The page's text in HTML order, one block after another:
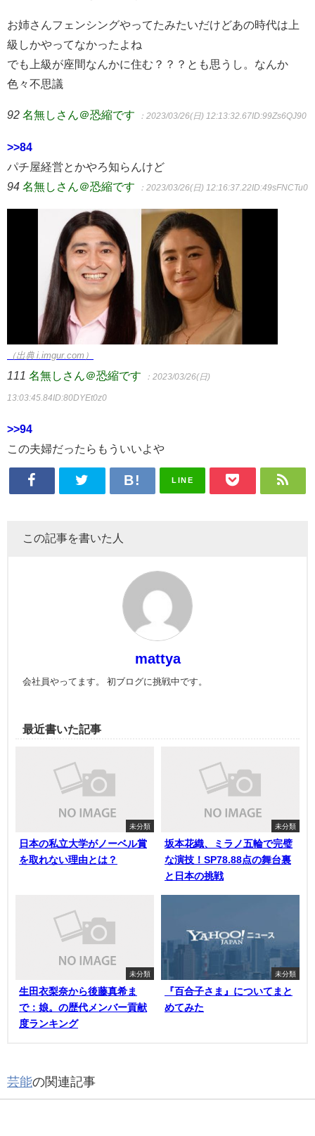
お姉さんフェンシングやってたみたいだけどあの時代は上
級しかやってなかったよね
でも上級が座間なんかに住む？？？とも思うし。なんか
色々不思議
92 名無しさん＠恐縮です ：2023/03/26(日) 12:13:32.67ID:99Zs6QJ90
>>84
パチ屋経営とかやろ知らんけど
94 名無しさん＠恐縮です ：2023/03/26(日) 12:16:37.22ID:49sFNCTu0
（出典 i.imgur.com）
111 名無しさん＠恐縮です ：2023/03/26(日)
13:03:45.84ID:80DYEt0z0
>>94
この夫婦だったらもういいよや
LINE
この記事を書いた人
mattya
会社員やってます。 初ブログに挑戦中です。
最近書いた記事
未分類
日本の私立大学がノーベル賞
を取れない理由とは？
未分類
坂本花織、ミラノ五輪で完璧
な演技！SP78.88点の舞台裏
と日本の挑戦
未分類
生田衣梨奈から後藤真希ま
で：娘。の歴代メンバー貢献
度ランキング
未分類
『百合子さま』についてまと
めてみた
芸能の関連記事